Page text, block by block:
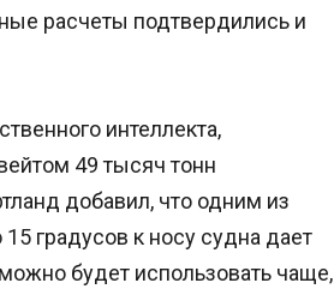
расчеты подтвердились и
интеллекта,
49 тысяч тонн
добавил, что одним из
градусов к носу судна дает
будет использовать чаще,